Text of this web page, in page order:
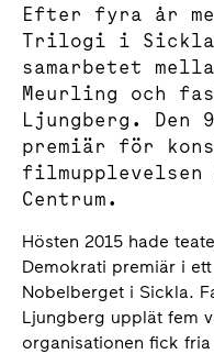
Efter fyra år
Trilogi i
samarbetet
Meurling och
Ljungberg. Den
premiär för
filmupplevelsen
Centrum.
Hösten 2015 hade
Demokrati premiär i
Nobelberget i Sickla.
Ljungberg upplät fem
organisationen fick